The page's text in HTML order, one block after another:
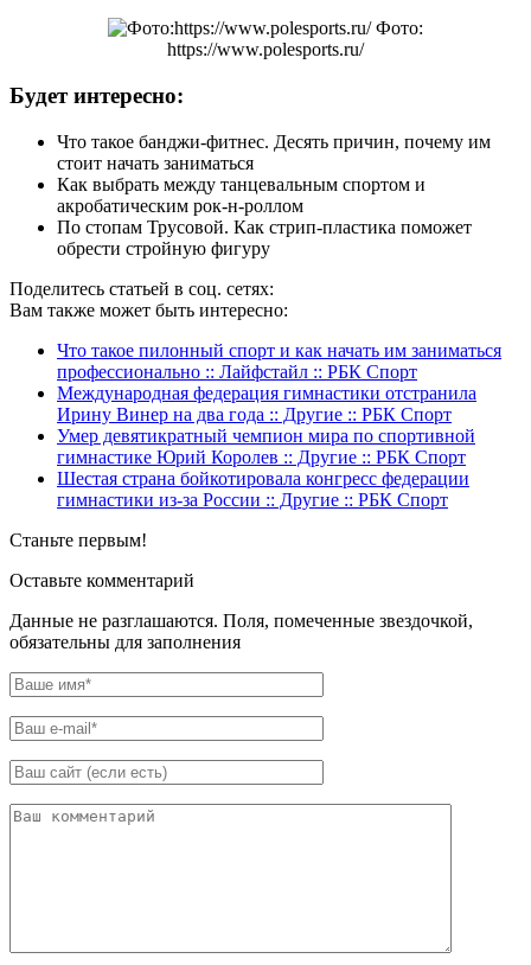
Фото:
https://www.polesports.ru/
Будет интересно:
Что такое банджи-фитнес. Десять причин, почему им
стоит начать заниматься
Как выбрать между танцевальным спортом и
акробатическим рок-н-роллом
По стопам Трусовой. Как стрип-пластика поможет
обрести стройную фигуру
Поделитесь статьей в соц. сетях:
Вам также может быть интересно:
Что такое пилонный спорт и как начать им заниматься
профессионально :: Лайфстайл :: РБК Спорт
Международная федерация гимнастики отстранила
Ирину Винер на два года :: Другие :: РБК Спорт
Умер девятикратный чемпион мира по спортивной
гимнастике Юрий Королев :: Другие :: РБК Спорт
Шестая страна бойкотировала конгресс федерации
гимнастики из-за России :: Другие :: РБК Спорт
Станьте первым!
Оставьте комментарий
Данные не разглашаются. Поля, помеченные звездочкой,
обязательны для заполнения